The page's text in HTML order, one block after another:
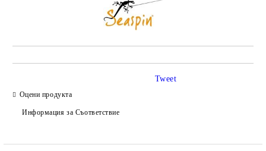
Оцени продукта
Информация за Съответствие
Tweet